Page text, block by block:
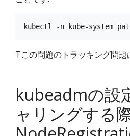
Tこの問題のトラッキング問題
kubeadmの設
ャリングする際